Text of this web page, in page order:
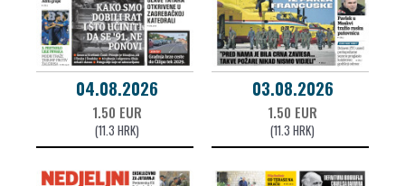
04.08.2026
1.50 EUR
(11.3 HRK)
03.08.2026
1.50 EUR
(11.3 HRK)